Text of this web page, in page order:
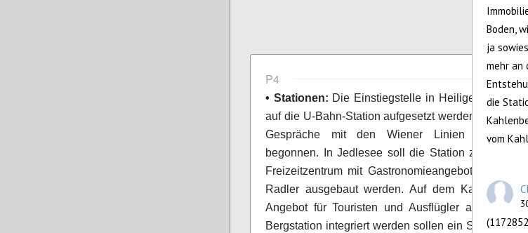
P4
• Stationen: Die Einstiegstelle in Heiligenstadt
auf die U-Bahn-Station aufgesetzt werden.
Gespräche mit den Wiener Linien wurden
begonnen. In Jedlesee soll die Station zu einem
Freizeitzentrum mit Gastronomieangebot und
Radler ausgebaut werden. Auf dem Kahlenberg
Angebot für Touristen und Ausflügler angedacht:
Bergstation integriert werden sollen ein
Boden,
ja
mehr an
die
vom